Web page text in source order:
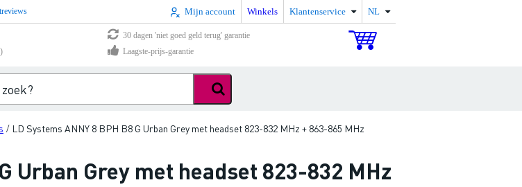
Mijn account Winkels Klantenservice NL
30 dagen 'niet goed geld terug' garantie
Laagste-prijs-garantie
/ LD Systems ANNY 8 BPH B8 G Urban Grey met headset 823-832 MHz + 863-865 MHz
Urban Grey met headset 823-832 MHz